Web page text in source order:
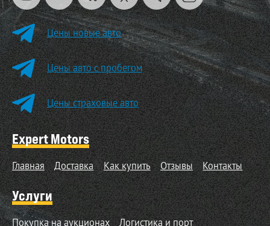
Цены новые авто
Цены авто с пробегом
Цены страховые авто
Expert Motors
Главная Доставка Как купить Отзывы Контакты
Услуги
Покупка на аукционах Логистика и порт